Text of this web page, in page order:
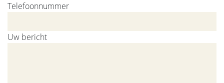
Telefoonnummer
Uw bericht